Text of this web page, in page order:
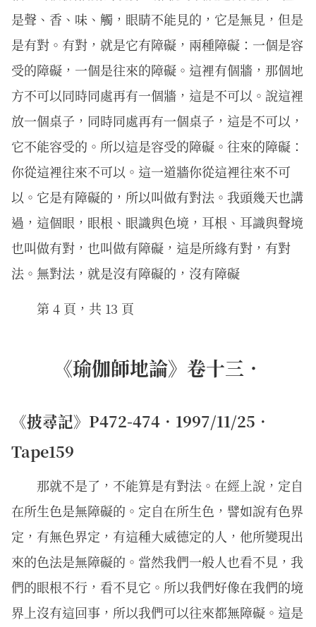
是聲、香、味、觸，眼睛不能見的，它是無見，但是
是有對。有對，就是它有障礙，兩種障礙：一個是容
受的障礙，一個是往來的障礙。這裡有個牆，那個地
方不可以同時同處再有一個牆，這是不可以。說這裡
放一個桌子，同時同處再有一個桌子，這是不可以，
它不能容受的。所以這是容受的障礙。往來的障礙：
你從這裡往來不可以。這一道牆你從這裡往來不可
以。它是有障礙的，所以叫做有對法。我頭幾天也講
過，這個眼，眼根、眼識與色境，耳根、耳識與聲境
也叫做有對，也叫做有障礙，這是所緣有對，有對
法。無對法，就是沒有障礙的，沒有障礙
第 4 頁，共 13 頁
《瑜伽師地論》卷十三．
《披尋記》P472-474．1997/11/25．
Tape159
那就不是了，不能算是有對法。在經上說，定自
在所生色是無障礙的。定自在所生色，譬如說有色界
定，有無色界定，有這種大威德定的人，他所變現出
來的色法是無障礙的。當然我們一般人也看不見，我
們的眼根不行，看不見它。所以我們好像在我們的境
界上沒有這回事，所以我們可以往來都無障礙。這是